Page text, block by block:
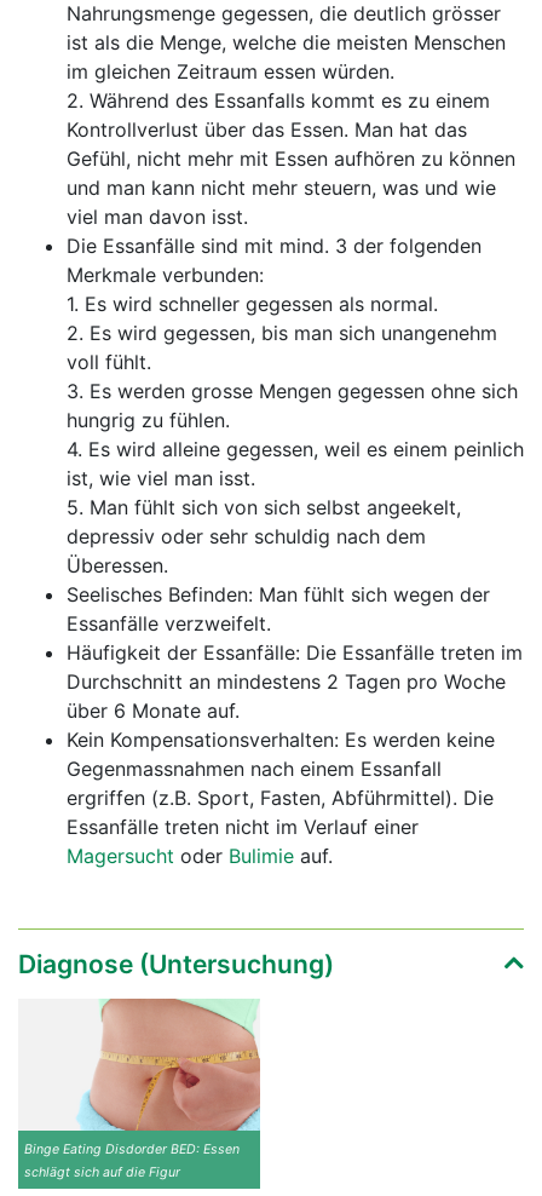
Nahrungsmenge gegessen, die deutlich grösser
ist als die Menge, welche die meisten Menschen
im gleichen Zeitraum essen würden.
2. Während des Essanfalls kommt es zu einem
Kontrollverlust über das Essen. Man hat das
Gefühl, nicht mehr mit Essen aufhören zu können
und man kann nicht mehr steuern, was und wie
viel man davon isst.
Die Essanfälle sind mit mind. 3 der folgenden
Merkmale verbunden:
1. Es wird schneller gegessen als normal.
2. Es wird gegessen, bis man sich unangenehm
voll fühlt.
3. Es werden grosse Mengen gegessen ohne sich
hungrig zu fühlen.
4. Es wird alleine gegessen, weil es einem peinlich
ist, wie viel man isst.
5. Man fühlt sich von sich selbst angeekelt,
depressiv oder sehr schuldig nach dem
Überessen.
Seelisches Befinden: Man fühlt sich wegen der
Essanfälle verzweifelt.
Häufigkeit der Essanfälle: Die Essanfälle treten im
Durchschnitt an mindestens 2 Tagen pro Woche
über 6 Monate auf.
Kein Kompensationsverhalten: Es werden keine
Gegenmassnahmen nach einem Essanfall
ergriffen (z.B. Sport, Fasten, Abführmittel). Die
Essanfälle treten nicht im Verlauf einer
Magersucht oder Bulimie auf.
Diagnose (Untersuchung)
Binge Eating Disdorder BED: Essen
schlägt sich auf die Figur